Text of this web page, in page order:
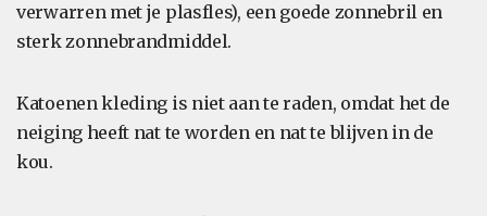
verwarren met je plasfles), een goede zonnebril en
sterk zonnebrandmiddel.
Katoenen kleding is niet aan te raden, omdat het de
neiging heeft nat te worden en nat te blijven in de
kou.